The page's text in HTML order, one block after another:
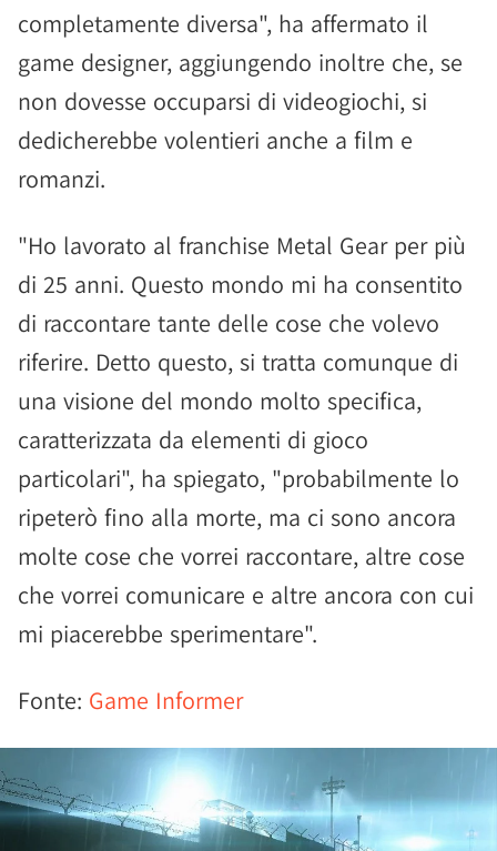
completamente diversa", ha affermato il
game designer, aggiungendo inoltre che, se
non dovesse occuparsi di videogiochi, si
dedicherebbe volentieri anche a film e
romanzi.
"Ho lavorato al franchise Metal Gear per più
di 25 anni. Questo mondo mi ha consentito
di raccontare tante delle cose che volevo
riferire. Detto questo, si tratta comunque di
una visione del mondo molto specifica,
caratterizzata da elementi di gioco
particolari", ha spiegato, "probabilmente lo
ripeterò fino alla morte, ma ci sono ancora
molte cose che vorrei raccontare, altre cose
che vorrei comunicare e altre ancora con cui
mi piacerebbe sperimentare".
Fonte: Game Informer